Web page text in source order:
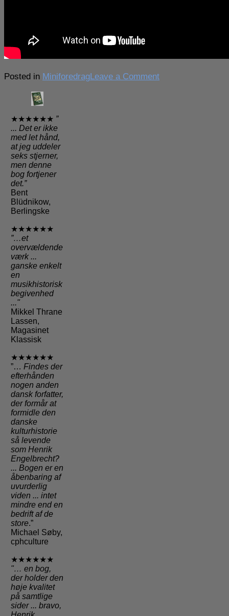
Posted in MiniforedragLeave a Commenton
★★★★★★ ”
... Det er ikke
med let hånd,
at jeg uddeler
seks stjerner,
men denne
bog fortjener
det.”
Bent
Blüdnikow,
Berlingske
★★★★★★
”…et
overvældende
værk ...
ganske enkelt
en
musikhistorisk
begivenhed
..."
Mikkel Thrane
Lassen,
Magasinet
Klassisk
★★★★★★
”… Findes der
efterhånden
nogen anden
dansk forfatter,
der formår at
formidle den
danske
kulturhistorie
så levende
som Henrik
Engelbrecht?
... Bogen er en
åbenbaring af
uvurderlig
viden ... intet
mindre end en
bedrift af de
store.”
Michael Søby,
cphculture
★★★★★★
"… en bog,
der holder den
høje kvalitet
på samtlige
sider ... bravo,